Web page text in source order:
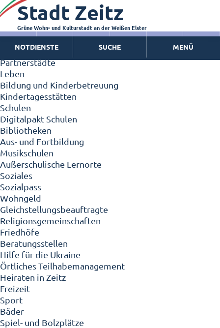
Zeitz - Die Kleinstadt
Willkommen in Zeitz!
Interview mit Oberbürgermeister Christian Thieme
Zeitz - Stadt der Zukunft
Ortschaften
Partnerstädte
Leben
Bildung und Kinderbetreuung
Kindertagesstätten
Schulen
Digitalpakt Schulen
Bibliotheken
Aus- und Fortbildung
Musikschulen
Außerschulische Lernorte
Soziales
Sozialpass
Wohngeld
Gleichstellungsbeauftragte
Religionsgemeinschaften
Friedhöfe
Beratungsstellen
Hilfe für die Ukraine
Örtliches Teilhabemanagement
Heiraten in Zeitz
Freizeit
Sport
Bäder
Spiel- und Bolzplätze
Stadt Zeitz
Grüne Wohn- und Kulturstadt an der Weißen Elster
NOTDIENSTE SUCHE MENÜ